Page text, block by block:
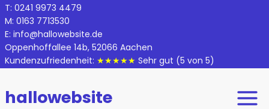
Zum
Inhalt
springen
T: 0241 9973 4479
M: 0163 7713530
E: info@hallowebsite.de
Oppenhoffallee 14b, 52066 Aachen
Kundenzufriedenheit: ★★★★★ Sehr gut (5 von 5)
hallowebsite